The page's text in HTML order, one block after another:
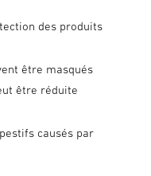
des produits
être masqués
être réduite
causés par